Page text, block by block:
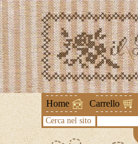
Home Carrello
Cerca nel sito